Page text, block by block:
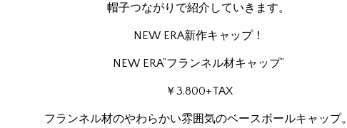
帽子つながりで紹介していきます。
NEW ERA新作キャップ！
NEW ERA”フランネル材キャップ”
￥3.800+TAX
フランネル材のやわらかい雰囲気のベースボールキャップ。